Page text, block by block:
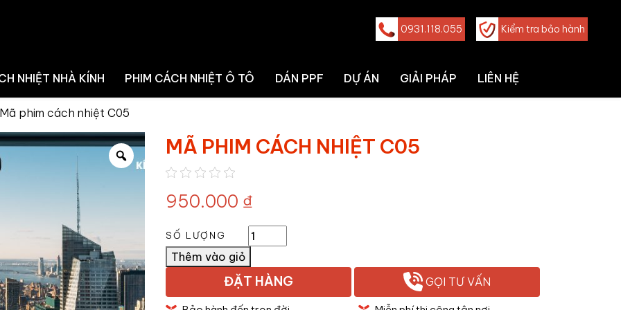
0931.118.055 Kiểm tra bảo hành
NHIỆT NHÀ KÍNH PHIM CÁCH NHIỆT Ô TÔ DÁN PPF DỰ ÁN GIẢI PHÁP LIÊN HỆ
Mã phim cách nhiệt C05
MÃ PHIM CÁCH NHIỆT C05
950.000 ₫
SỐ LƯỢNG
Thêm vào giỏ
ĐẶT HÀNG GỌI TƯ VẤN